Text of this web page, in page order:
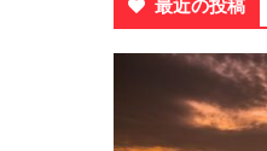
最近の投稿